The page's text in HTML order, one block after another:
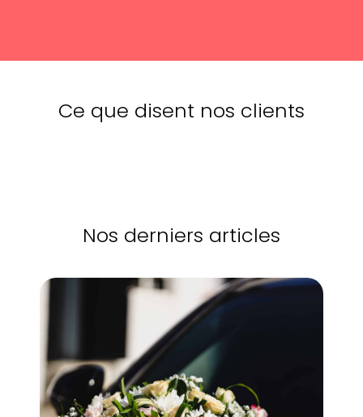
Ce que disent nos clients
Nos derniers articles